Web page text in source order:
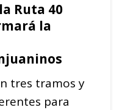
Ruta 40
la
tres tramos y
para